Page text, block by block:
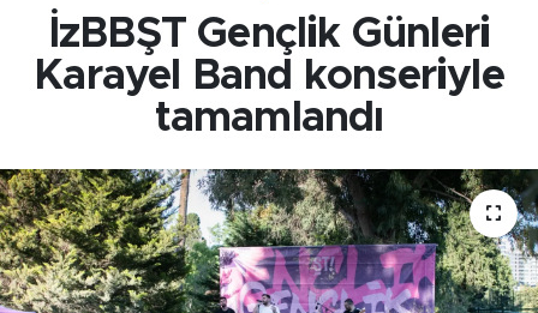
İzBBŞT Gençlik Günleri
Karayel Band konseriyle
tamamlandı